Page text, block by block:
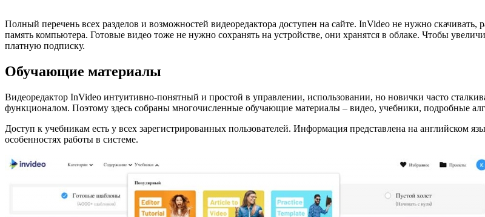
Полный перечень всех разделов и возможностей видеоредактора доступен на сайте. InVideo не нужно скачивать,
память компьютера. Готовые видео тоже не нужно сохранять на устройстве, они хранятся в облаке. Чтобы
платную подписку.
Обучающие материалы
Видеоредактор InVideo интуитивно-понятный и простой в управлении, использовании, но новички часто
функционалом. Поэтому здесь собраны многочисленные обучающие материалы – видео, учебники, подробные
Доступ к учебникам есть у всех зарегистрированных пользователей. Информация представлена на английском
особенностях работы в системе.